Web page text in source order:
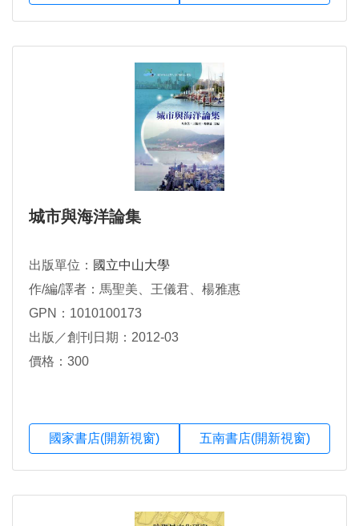
城市與海洋論集
出版單位： 國立中山大學
作/編/譯者：馬聖美、王儀君、楊雅惠
GPN：1010100173
出版／創刊日期：2012-03
價格：300
國家書店(開新視窗) 五南書店(開新視窗)